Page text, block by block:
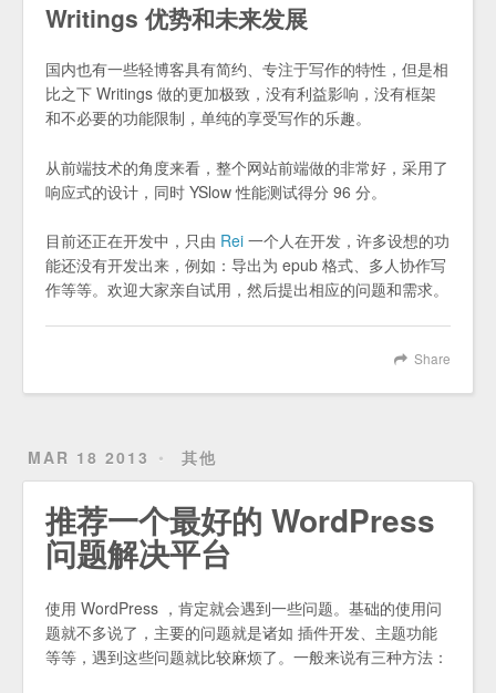
Writings 优势和未来发展
国内也有一些轻博客具有简约、专注于写作的特性，但是相
比之下 Writings 做的更加极致，没有利益影响，没有框架
和不必要的功能限制，单纯的享受写作的乐趣。
从前端技术的角度来看，整个网站前端做的非常好，采用了
响应式的设计，同时 YSlow 性能测试得分 96 分。
目前还正在开发中，只由 Rei 一个人在开发，许多设想的功
能还没有开发出来，例如：导出为 epub 格式、多人协作写
作等等。欢迎大家亲自试用，然后提出相应的问题和需求。
Share
MAR 18 2013 其他
推荐一个最好的 WordPress
问题解决平台
使用 WordPress ，肯定就会遇到一些问题。基础的使用问
题就不多说了，主要的问题就是诸如 插件开发、主题功能
等等，遇到这些问题就比较麻烦了。一般来说有三种方法：